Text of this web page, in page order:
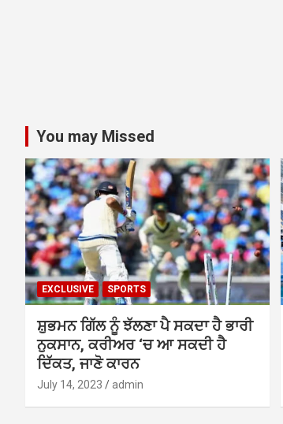
You may Missed
EXCLUSIVE SPORTS
ਸ਼ੁਭਮਨ ਗਿੱਲ ਨੂੰ ਝੱਲਣਾ ਪੈ ਸਕਦਾ ਹੈ ਭਾਰੀ
ਨੁਕਸਾਨ, ਕਰੀਅਰ ‘ਚ ਆ ਸਕਦੀ ਹੈ
ਦਿੱਕਤ, ਜਾਣੋ ਕਾਰਨ
July 14, 2023 admin